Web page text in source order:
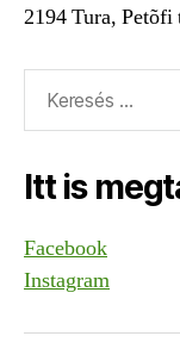
2194 Tura, Petõfi
Itt is
Facebook
Instagram